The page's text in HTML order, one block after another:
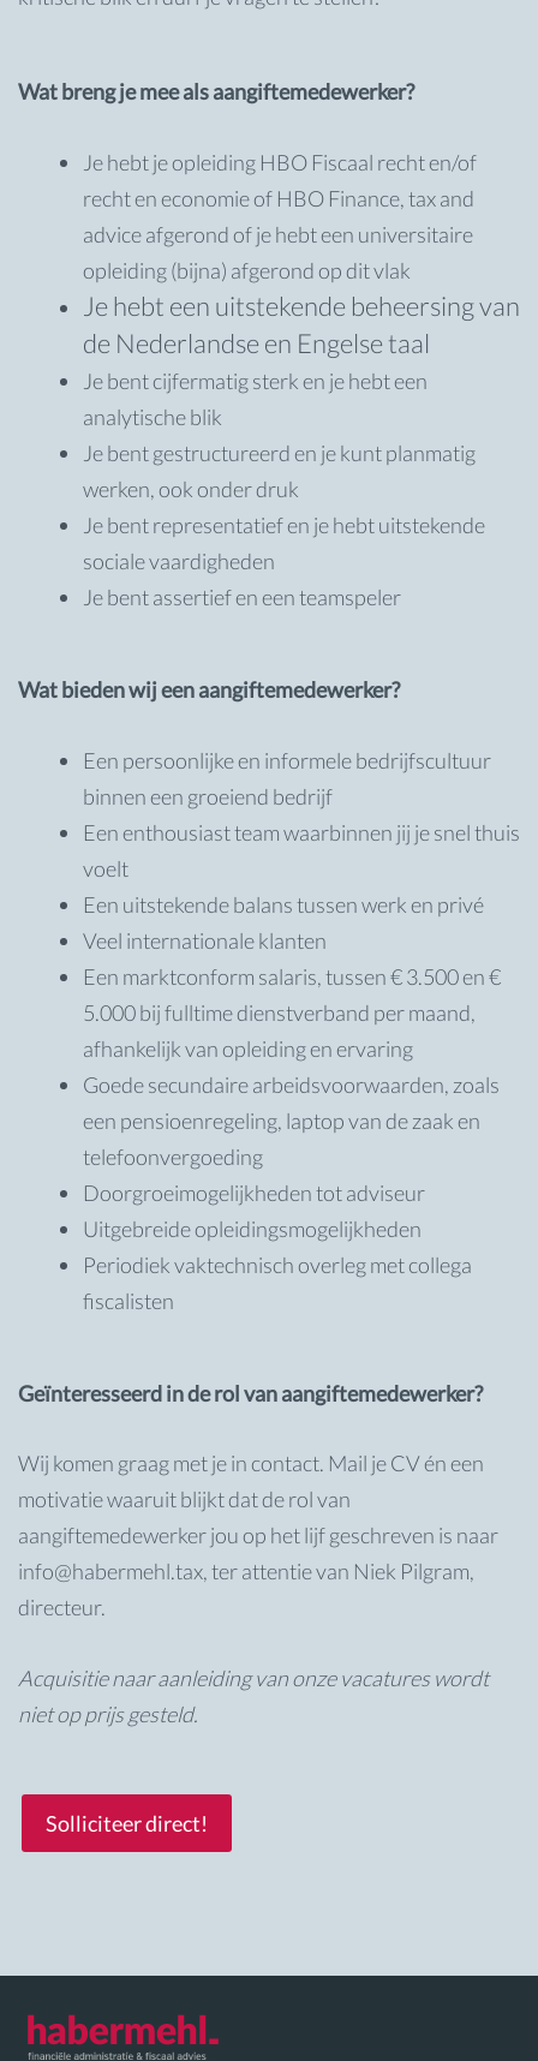
Wat breng je mee als aangiftemedewerker?
Je hebt je opleiding HBO Fiscaal recht en/of
recht en economie of HBO Finance, tax and
advice afgerond of je hebt een universitaire
opleiding (bijna) afgerond op dit vlak
Je hebt een uitstekende beheersing van
de Nederlandse en Engelse taal
Je bent cijfermatig sterk en je hebt een
analytische blik
Je bent gestructureerd en je kunt planmatig
werken, ook onder druk
Je bent representatief en je hebt uitstekende
sociale vaardigheden
Je bent assertief en een teamspeler
Wat bieden wij een aangiftemedewerker?
Een persoonlijke en informele bedrijfscultuur
binnen een groeiend bedrijf
Een enthousiast team waarbinnen jij je snel thuis
voelt
Een uitstekende balans tussen werk en privé
Veel internationale klanten
Een marktconform salaris, tussen € 3.500 en €
5.000 bij fulltime dienstverband per maand,
afhankelijk van opleiding en ervaring
Goede secundaire arbeidsvoorwaarden, zoals
een pensioenregeling, laptop van de zaak en
telefoonvergoeding
Doorgroeimogelijkheden tot adviseur
Uitgebreide opleidingsmogelijkheden
Periodiek vaktechnisch overleg met collega
fiscalisten
Geïnteresseerd in de rol van aangiftemedewerker?
Wij komen graag met je in contact. Mail je CV én een
motivatie waaruit blijkt dat de rol van
aangiftemedewerker jou op het lijf geschreven is naar
info@habermehl.tax, ter attentie van Niek Pilgram,
directeur.
Acquisitie naar aanleiding van onze vacatures wordt
niet op prijs gesteld.
Solliciteer direct!